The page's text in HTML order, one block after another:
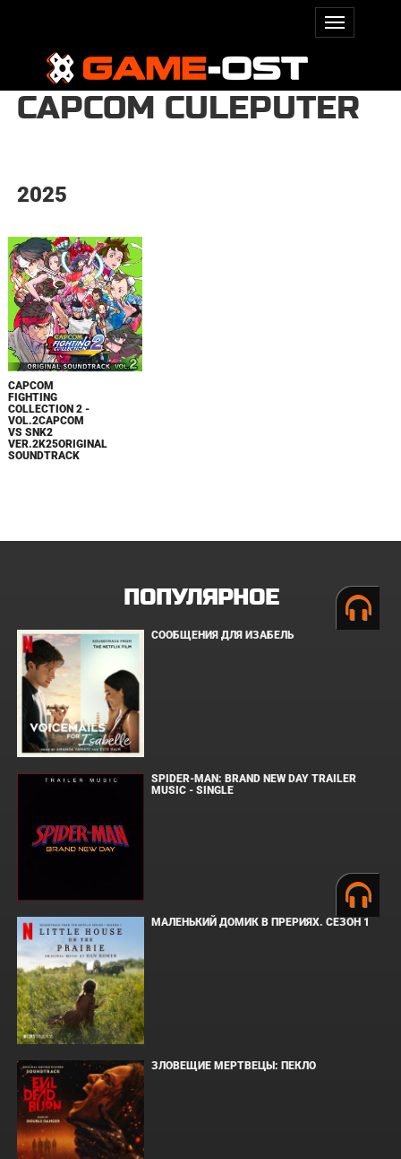
CAPCOM CULEPUTER
2025
CAPCOM
FIGHTING
COLLECTION 2 -
VOL.2CAPCOM
VS SNK2
VER.2K25ORIGINAL
SOUNDTRACK
ПОПУЛЯРНОЕ
СООБЩЕНИЯ ДЛЯ ИЗАБЕЛЬ
SPIDER-MAN: BRAND NEW DAY TRAILER
MUSIC - SINGLE
МАЛЕНЬКИЙ ДОМИК В ПРЕРИЯХ. СЕЗОН 1
ЗЛОВЕЩИЕ МЕРТВЕЦЫ: ПЕКЛО